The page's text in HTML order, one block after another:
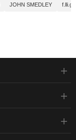
JOHN SMEDLEY